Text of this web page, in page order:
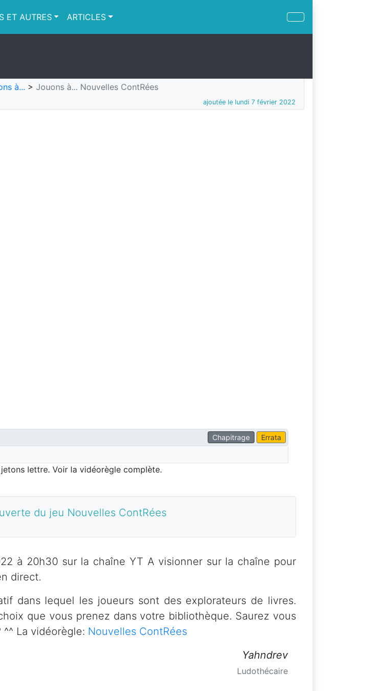
ET AUTRES ARTICLES
à... > Jouons à... Nouvelles ContRées
ajoutée le lundi 7 février 2022
Errata
Chapitrage
lettre. Voir la vidéorègle complète.
du jeu Nouvelles ContRées
à 20h30 sur la chaîne YT A visionner sur la chaîne pour
direct.
dans lequel les joueurs sont des explorateurs de livres.
que vous prenez dans votre bibliothèque. Saurez vous
La vidéorègle: Nouvelles ContRées
Yahndrev
Ludothécaire